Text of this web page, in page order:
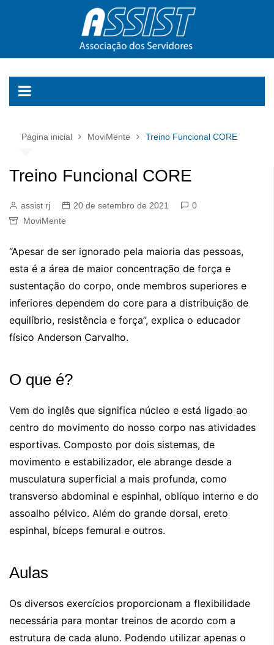
Página inicial MoviMente Treino Funcional CORE
Treino Funcional CORE
assist rj 20 de setembro de 2021
0
MoviMente
“Apesar de ser ignorado pela maioria das pessoas,
esta é a área de maior concentração de força e
sustentação do corpo, onde membros superiores e
inferiores dependem do core para a distribuição de
equilíbrio, resistência e força”, explica o educador
físico Anderson Carvalho.
O que é?
Vem do inglês que significa núcleo e está ligado ao
centro do movimento do nosso corpo nas atividades
esportivas. Composto por dois sistemas, de
movimento e estabilizador, ele abrange desde a
musculatura superficial a mais profunda, como
transverso abdominal e espinhal, oblíquo interno e do
assoalho pélvico. Além do grande dorsal, ereto
espinhal, bíceps femural e outros.
Aulas
Os diversos exercícios proporcionam a flexibilidade
necessária para montar treinos de acordo com a
estrutura de cada aluno. Podendo utilizar apenas o